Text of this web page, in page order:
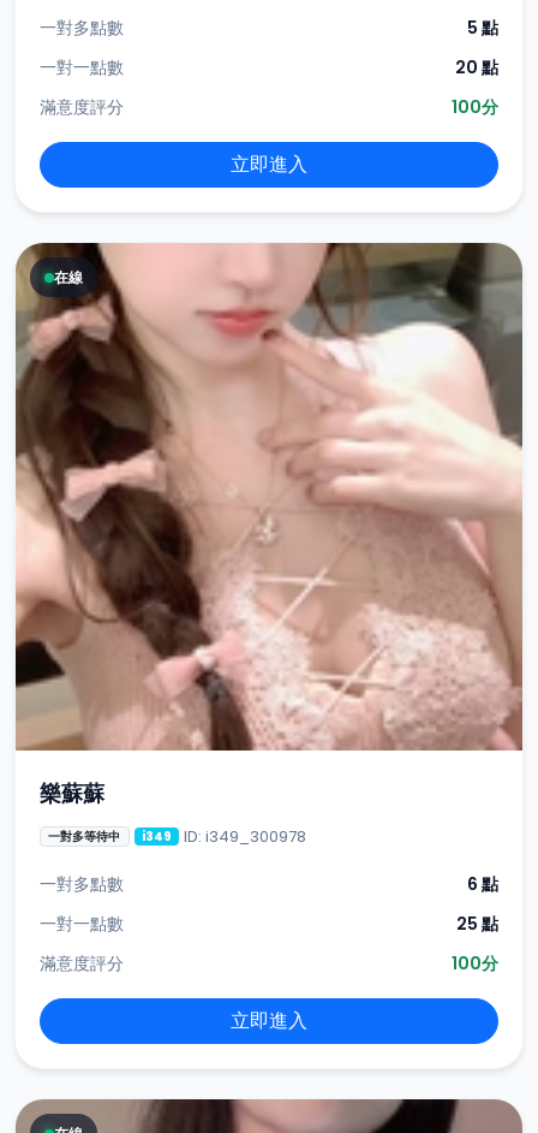
一對多點數
5 點
一對一點數
20 點
滿意度評分
100分
立即進入
在線
樂蘇蘇
一對多等待中 i349 ID: i349_300978
一對多點數
6 點
一對一點數
25 點
滿意度評分
100分
立即進入